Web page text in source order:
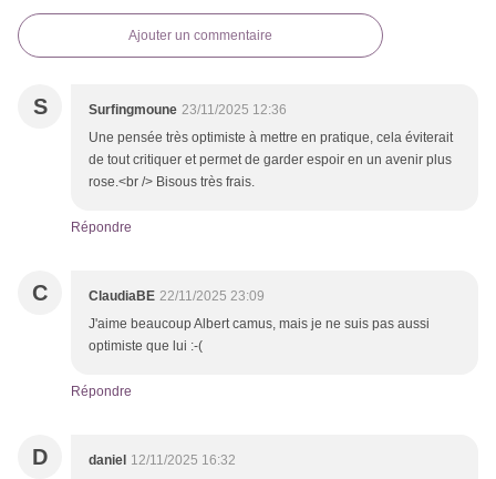
Ajouter un commentaire
S Surfingmoune 23/11/2025 12:36
Une pensée très optimiste à mettre en pratique, cela éviterait
de tout critiquer et permet de garder espoir en un avenir plus
rose.<br /> Bisous très frais.
Répondre
C ClaudiaBE 22/11/2025 23:09
J'aime beaucoup Albert camus, mais je ne suis pas aussi
optimiste que lui :-(
Répondre
D daniel 12/11/2025 16:32